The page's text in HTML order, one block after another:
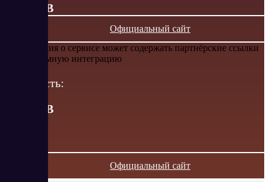
от 0 RUB
Официальный сайт
Информация о сервисе может содержать партнёрские ссылки
или рекламную интеграцию
Стоимость:
RUB
Официальный сайт